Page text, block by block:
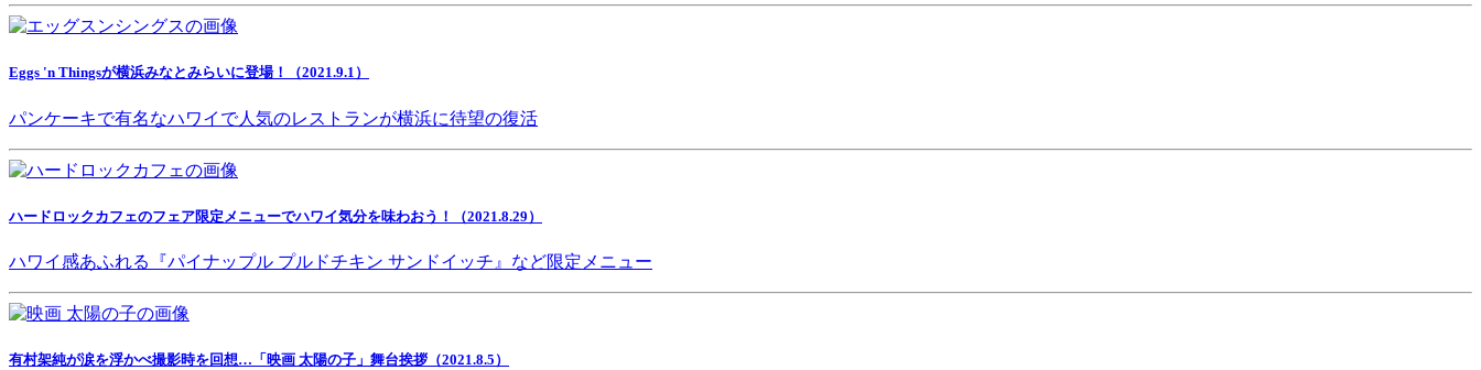
Eggs 'n Thingsが横浜みなとみらいに登場！（2021.9.1）
パンケーキで有名なハワイで人気のレストランが横浜に待望の復活
ハードロックカフェのフェア限定メニューでハワイ気分を味わおう！（2021.8.29）
ハワイ感あふれる『パイナップル プルドチキン サンドイッチ』など限定メニュー
有村架純が涙を浮かべ撮影時を回想…「映画 太陽の子」舞台挨拶（2021.8.5）